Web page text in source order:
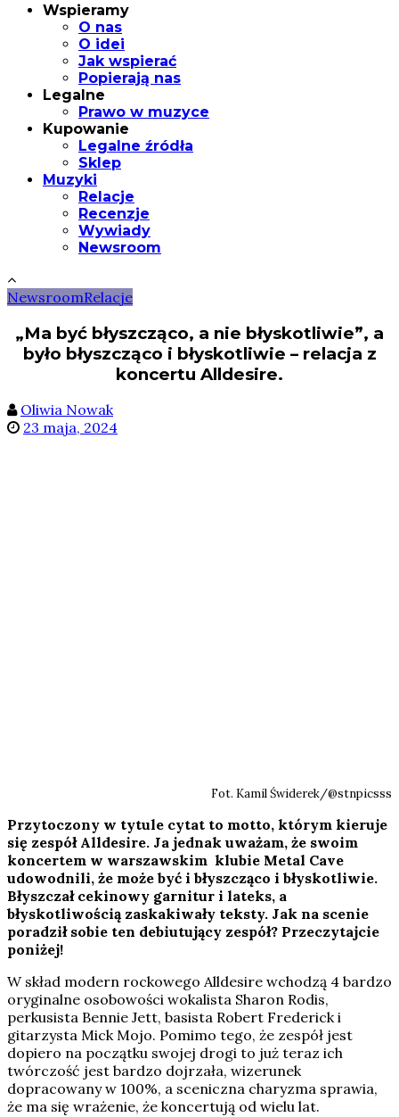
Wspieramy
O nas
O idei
Jak wspierać
Popierają nas
Legalne
Prawo w muzyce
Kupowanie
Legalne źródła
Sklep
Muzyki
Relacje
Recenzje
Wywiady
Newsroom
NewsroomRelacje
„Ma być błyszcząco, a nie błyskotliwie”, a
było błyszcząco i błyskotliwie – relacja z
koncertu Alldesire.
Oliwia Nowak
23 maja, 2024
Fot. Kamil Świderek/@stnpicsss
Przytoczony w tytule cytat to motto, którym kieruje
się zespół Alldesire. Ja jednak uważam, że swoim
koncertem w warszawskim klubie Metal Cave
udowodnili, że może być i błyszcząco i błyskotliwie.
Błyszczał cekinowy garnitur i lateks, a
błyskotliwością zaskakiwały teksty. Jak na scenie
poradził sobie ten debiutujący zespół? Przeczytajcie
poniżej!
W skład modern rockowego Alldesire wchodzą 4 bardzo
oryginalne osobowości wokalista Sharon Rodis,
perkusista Bennie Jett, basista Robert Frederick i
gitarzysta Mick Mojo. Pomimo tego, że zespół jest
dopiero na początku swojej drogi to już teraz ich
twórczość jest bardzo dojrzała, wizerunek
dopracowany w 100%, a sceniczna charyzma sprawia,
że ma się wrażenie, że koncertują od wielu lat.